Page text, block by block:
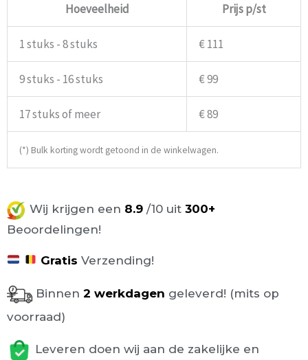
Hoeveelheid Prijs p/st
1 stuks - 8 stuks € 111
9 stuks - 16 stuks € 99
17 stuks of meer € 89
(*) Bulk korting wordt getoond in de winkelwagen.
Wij krijgen een 8.9 /10 uit 300+
Beoordelingen!
Gratis Verzending!
Binnen 2 werkdagen geleverd! (mits op
voorraad)
Leveren doen wij aan de zakelijke en